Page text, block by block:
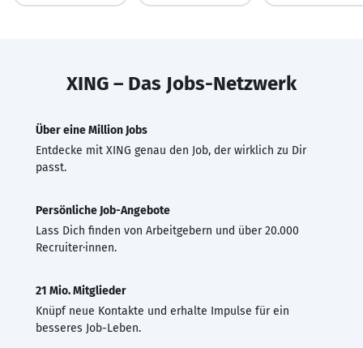
XING – Das Jobs-Netzwerk
Über eine Million Jobs
Entdecke mit XING genau den Job, der wirklich zu Dir
passt.
Persönliche Job-Angebote
Lass Dich finden von Arbeitgebern und über 20.000
Recruiter·innen.
21 Mio. Mitglieder
Knüpf neue Kontakte und erhalte Impulse für ein
besseres Job-Leben.